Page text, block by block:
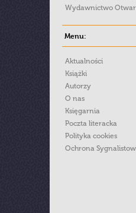
Wydawnictwo
Menu:
Aktualności
Książki
Autorzy
O nas
Księgarnia
Poczta literacka
Polityka cookies
Ochrona Sygnalistow